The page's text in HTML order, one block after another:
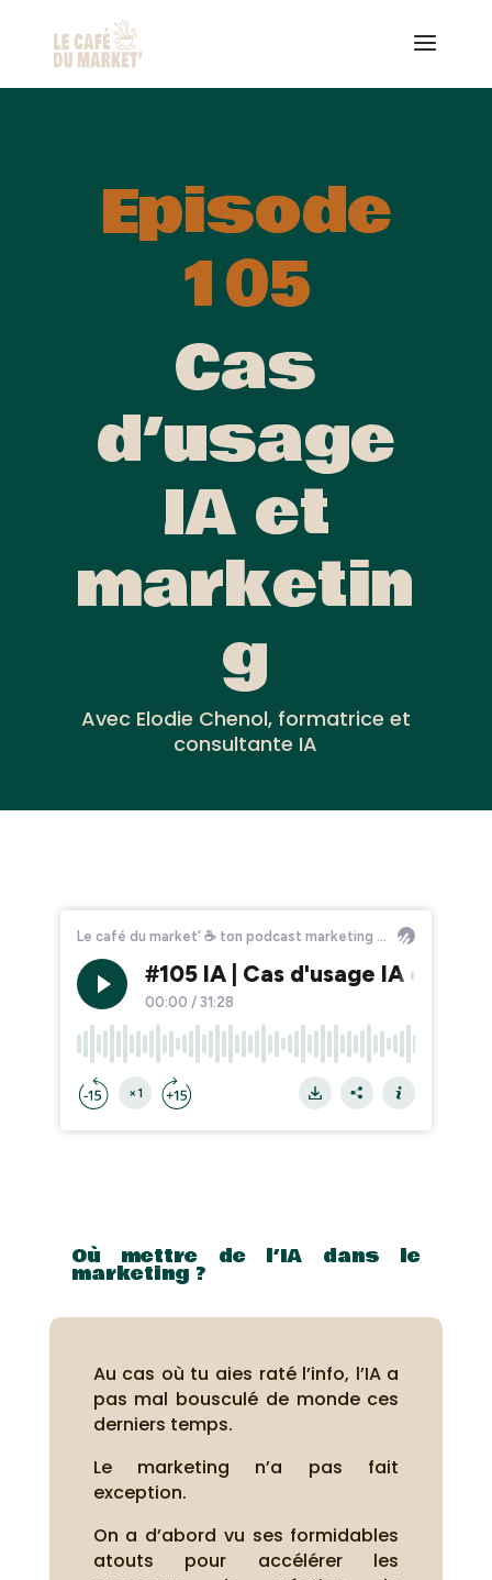
Episode
105
Cas
d’usage
IA et
marketin
g
Avec Elodie Chenol, formatrice et
consultante IA
Où mettre de l’IA dans le
marketing ?
Au cas où tu aies raté l’info, l’IA a
pas mal bousculé de monde ces
derniers temps.
Le marketing n’a pas fait
exception.
On a d’abord vu ses formidables
atouts pour accélérer les